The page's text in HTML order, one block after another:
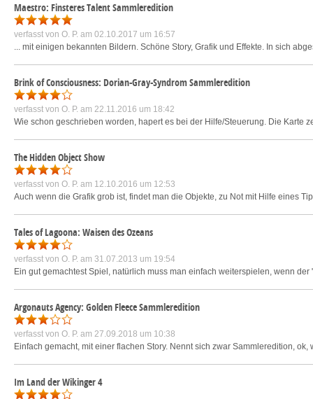
Maestro: Finsteres Talent Sammleredition
verfasst von O. P. am 02.10.2017 um 16:57
... mit einigen bekannten Bildern. Schöne Story, Grafik und Effekte. In sich
Brink of Consciousness: Dorian-Gray-Syndrom Sammleredition
verfasst von O. P. am 22.11.2016 um 18:42
Wie schon geschrieben worden, hapert es bei der Hilfe/Steuerung. Die Karte
The Hidden Object Show
verfasst von O. P. am 12.10.2016 um 12:53
Auch wenn die Grafik grob ist, findet man die Objekte, zu Not mit Hilfe eines
Tales of Lagoona: Waisen des Ozeans
verfasst von O. P. am 31.07.2013 um 19:54
Ein gut gemachtest Spiel, natürlich muss man einfach weiterspielen, wenn
Argonauts Agency: Golden Fleece Sammleredition
verfasst von O. P. am 27.09.2018 um 10:38
Einfach gemacht, mit einer flachen Story. Nennt sich zwar Sammleredition,
Im Land der Wikinger 4